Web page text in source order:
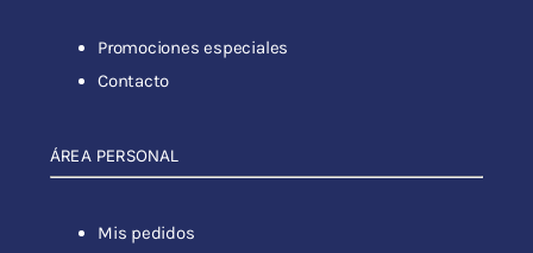
Promociones especiales
Contacto
ÁREA PERSONAL
Mis pedidos